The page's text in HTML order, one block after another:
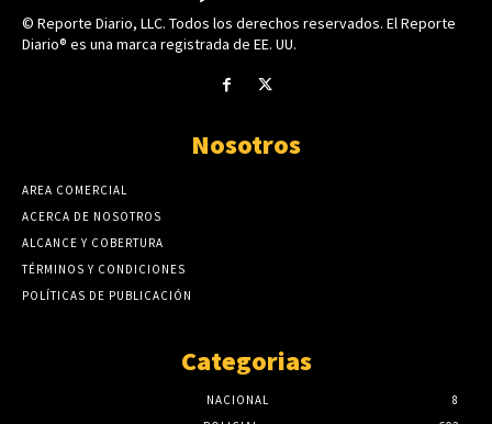
© Reporte Diario, LLC. Todos los derechos reservados. El Reporte
Diario® es una marca registrada de EE. UU.
Nosotros
AREA COMERCIAL
ACERCA DE NOSOTROS
ALCANCE Y COBERTURA
TÉRMINOS Y CONDICIONES
POLÍTICAS DE PUBLICACIÓN
Categorias
NACIONAL
8